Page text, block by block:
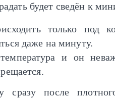
будет сведён к
только под
даже на минуту.
и он
после